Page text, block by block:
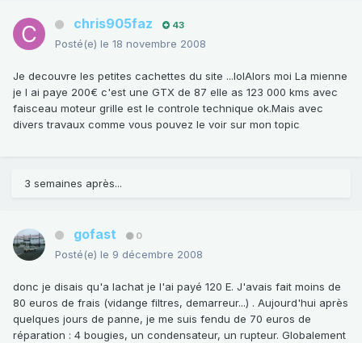
chris905faz 43
Posté(e) le 18 novembre 2008
Je decouvre les petites cachettes du site ...lolAlors moi La mienne
je l ai paye 200€ c'est une GTX de 87 elle as 123 000 kms avec
faisceau moteur grille est le controle technique ok.Mais avec
divers travaux comme vous pouvez le voir sur mon topic
3 semaines après...
gofast 0
Posté(e) le 9 décembre 2008
donc je disais qu'a lachat je l'ai payé 120 E. J'avais fait moins de
80 euros de frais (vidange filtres, demarreur...) . Aujourd'hui après
quelques jours de panne, je me suis fendu de 70 euros de
réparation : 4 bougies, un condensateur, un rupteur. Globalement